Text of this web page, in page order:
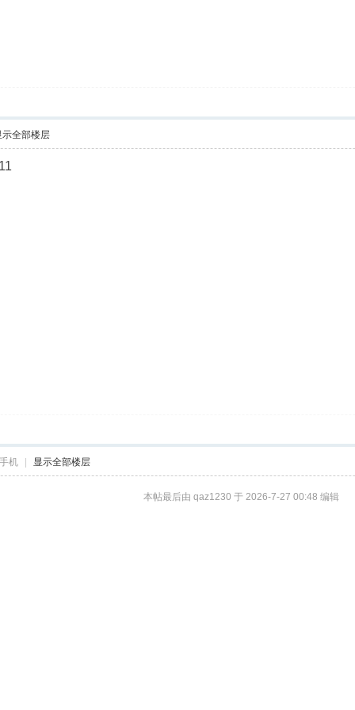
示全部楼层
机 显示全部楼层
本帖最后由 qaz1230 于 2026-7-27 00:48 编辑